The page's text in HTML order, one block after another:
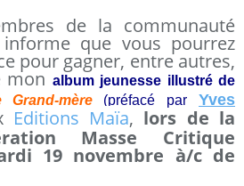
de la communauté
que vous pourrez
pour gagner, entre autres,
mon album jeunesse illustré de
Grand-mère (préfacé par
Yves
Editions Maïa, lors de la
Masse Critique
19 novembre à/c de